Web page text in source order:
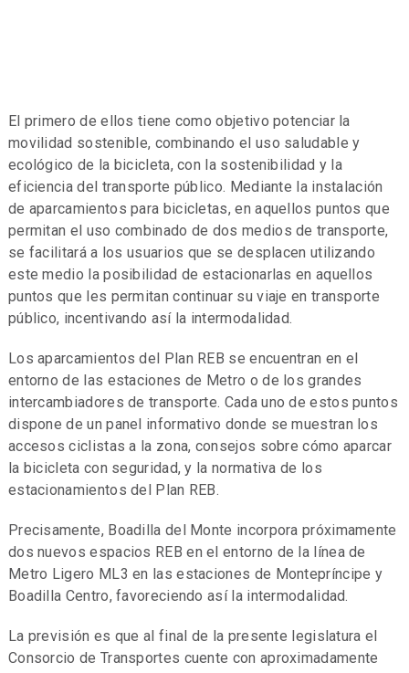
El primero de ellos tiene como objetivo potenciar la
movilidad sostenible, combinando el uso saludable y
ecológico de la bicicleta, con la sostenibilidad y la
eficiencia del transporte público. Mediante la instalación
de aparcamientos para bicicletas, en aquellos puntos que
permitan el uso combinado de dos medios de transporte,
se facilitará a los usuarios que se desplacen utilizando
este medio la posibilidad de estacionarlas en aquellos
puntos que les permitan continuar su viaje en transporte
público, incentivando así la intermodalidad.
Los aparcamientos del Plan REB se encuentran en el
entorno de las estaciones de Metro o de los grandes
intercambiadores de transporte. Cada uno de estos puntos
dispone de un panel informativo donde se muestran los
accesos ciclistas a la zona, consejos sobre cómo aparcar
la bicicleta con seguridad, y la normativa de los
estacionamientos del Plan REB.
Precisamente, Boadilla del Monte incorpora próximamente
dos nuevos espacios REB en el entorno de la línea de
Metro Ligero ML3 en las estaciones de Montepríncipe y
Boadilla Centro, favoreciendo así la intermodalidad.
La previsión es que al final de la presente legislatura el
Consorcio de Transportes cuente con aproximadamente